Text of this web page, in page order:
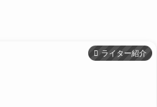
ライター紹介